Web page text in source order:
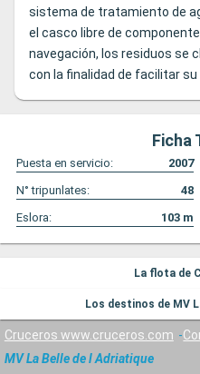
sistema de tratamiento de
el casco libre de
navegación, los residuos se
con la finalidad de facilitar
Ficha
Puesta en servicio: 2007
N° tripunlates:
48
Eslora:
103 m
La flota de
Los destinos de MV
Cruceros www.cruceros.com
MV La Belle de l Adriatique